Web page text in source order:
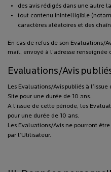
des avis rédigés dans une autre
tout contenu inintelligible
caractères aléatoires et des
En cas de refus de son Evaluations/
mail, envoyé à l’adresse
Evaluations/Avis
Les Evaluations/Avis publiés à
Site pour une durée de 10 ans.
A l’issue de cette période, les
pour une durée de 10 ans.
Les Evaluations/Avis ne pourront
par l’Utilisateur.